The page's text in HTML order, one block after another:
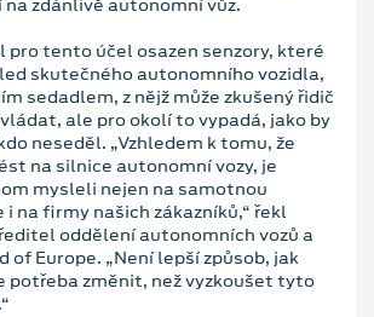
pro tento účel osazen senzory, které
skutečného autonomního vozidla,
sedadlem, z nějž může zkušený řidič
ale pro okolí to vypadá, jako by
neseděl. „Vzhledem k tomu, že
na silnice autonomní vozy, je
mysleli nejen na samotnou
na firmy našich zákazníků,“ řekl
oddělení autonomních vozů a
of Europe. „Není lepší způsob, jak
potřeba změnit, než vyzkoušet tyto